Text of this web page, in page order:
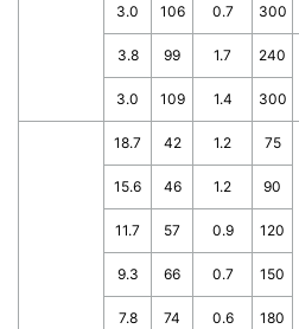
3.0 106 0.7 300
3.8 99 1.7 240
3.0 109 1.4 300
18.7 42 1.2 75
15.6 46 1.2 90
11.7 57 0.9 120
9.3 66 0.7 150
7.8 74 0.6 180